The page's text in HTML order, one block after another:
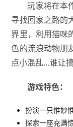
玩家将在本
寻找回家之路的
界里，利用猫咪
色的流浪动物朋
点小混乱…谁让
游戏特色：
扮演一只惟妙
探索一座充满